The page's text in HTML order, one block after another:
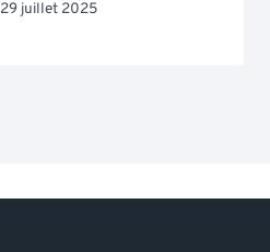
29 juillet 2025